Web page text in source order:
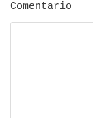
Comentario